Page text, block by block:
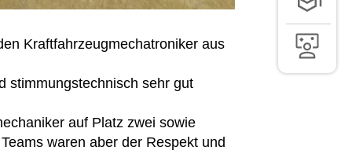
Kraftfahrzeugmechatroniker aus
stimmungstechnisch sehr gut
auf Platz zwei sowie
waren aber der Respekt und
LINKS FÜR
LEHRER-/